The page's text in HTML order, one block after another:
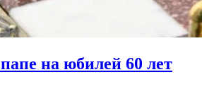
на юбилей 60 лет